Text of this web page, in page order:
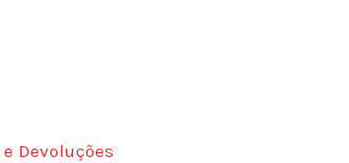
Devoluções